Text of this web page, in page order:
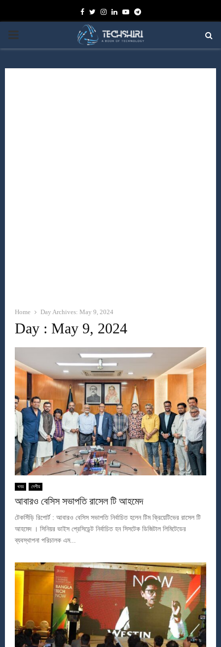
Facebook
TwitterInstagram
Linkedin
YoutubeTelegram
PRIMARY
Home Day Archives: May 9, 2024
Day : May 9, 2024
খবর দেশীয়
আবারও বেসিস সভাপতি রাসেল টি আহমেদ
টেকসিঁড়ি রিপোর্ট : আবারও বেসিস সভাপতি নির্বাচিত হলেন টিম ক্রিয়েটিভের রাসেল টি
আহমেদ । সিনিয়র ভাইস প্রেসিডেন্ট নির্বাচিত হন সিসটেক ডিজিটাল লিমিটেডের
ব্যবস্থাপনা পরিচালক এম...